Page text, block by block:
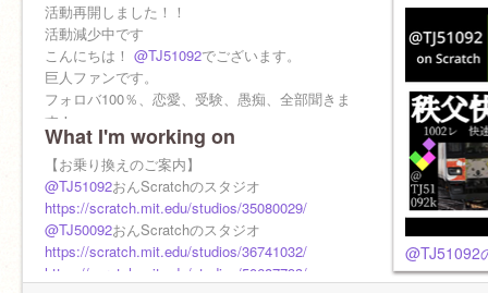
活動再開しました！！
活動減少中です
こんにちは！ @TJ51092でございます。
巨人ファンです。
フォロバ100％、恋愛、受験、愚痴、全部聞きま
す！
主にゲームとかを作っています。
よろしくお願いします。
【サブ垢開設しました】
サブ垢：@TJ50092
【最近の心境】
なんとなく暗いなあ…
疲れ果てて眠い()
What I'm working on
【お乗り換えのご案内】
@TJ51092おんScratchのスタジオ
https://scratch.mit.edu/studios/35080029/
@TJ50092おんScratchのスタジオ
https://scratch.mit.edu/studios/36741032/
https://scratch.mit.edu/studios/50687793/
@TJ51092